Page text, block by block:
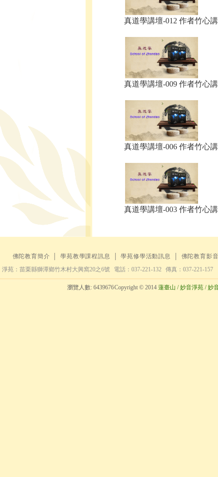
真道學講壇-012 作者竹心
真道學講壇-009 作者竹心
真道學講壇-006 作者竹心
真道學講壇-003 作者竹心
佛陀教育簡介 學苑教學課程訊息 學苑修學活動訊息
佛陀教育影
淨苑：苗栗縣獅潭鄉竹木村大興窩20之6號
電話：037-221-132 傳真：037-221-157
Copyright © 2014 蓮臺山 / 妙音淨苑 / 妙
瀏覽人數: 6439676